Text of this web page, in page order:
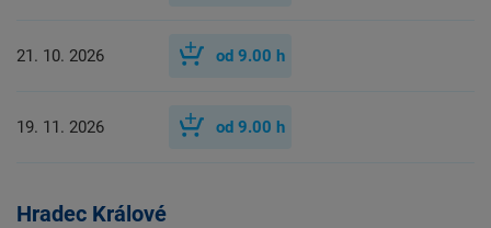
21. 10. 2026 od 9.00 h
19. 11. 2026 od 9.00 h
Hradec Králové